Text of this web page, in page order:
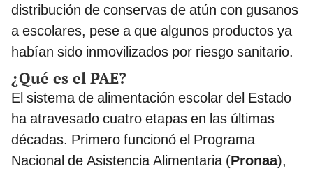
distribución de conservas de atún con gusanos
a escolares, pese a que algunos productos ya
habían sido inmovilizados por riesgo sanitario.
¿Qué es el PAE?
El sistema de alimentación escolar del Estado
ha atravesado cuatro etapas en las últimas
décadas. Primero funcionó el Programa
Nacional de Asistencia Alimentaria (Pronaa),